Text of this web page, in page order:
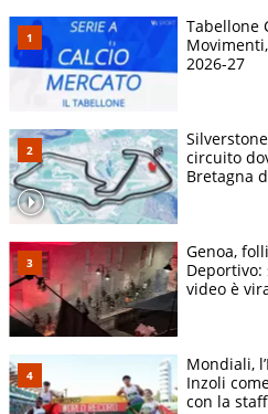
Tabellone
2026-27
circuito
Bretagna
Genoa,
video è
Mondiali,
Inzoli
con la